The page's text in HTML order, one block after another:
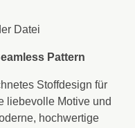
Datei
Pattern
Stoffdesign für
liebevolle Motive und
hochwertige